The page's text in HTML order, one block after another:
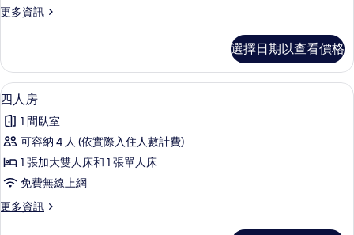
的
有
相
片
更多資訊
更
房
的
詳
選擇日期以查看價格
顯
示
四
人
房
所
四人房 | 書桌、隔音、免費無線上網、
3
四人房
1 間臥室
可容納 4 人 (依實際入住人數計費)
1 張加大雙人床和 1 張單人床
免費無線上網
更多資訊
更